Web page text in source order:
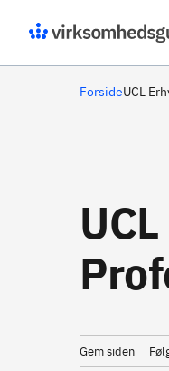
ForsideUCL
Gem siden